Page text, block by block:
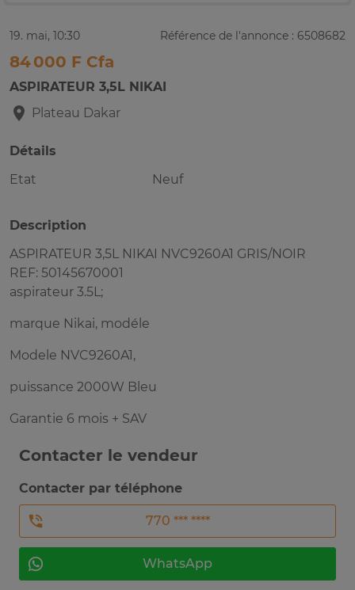
19. mai, 10:30 Référence de l'annonce : 6508682
84 000 F Cfa
ASPIRATEUR 3,5L NIKAI
Plateau Dakar
Détails
Etat
Neuf
Description
ASPIRATEUR 3,5L NIKAI NVC9260A1 GRIS/NOIR
REF: 50145670001
aspirateur 3.5L;
marque Nikai, modéle
Modele NVC9260A1,
puissance 2000W Bleu
Garantie 6 mois + SAV
Contacter le vendeur
Contacter par téléphone
770 *** ****
WhatsApp